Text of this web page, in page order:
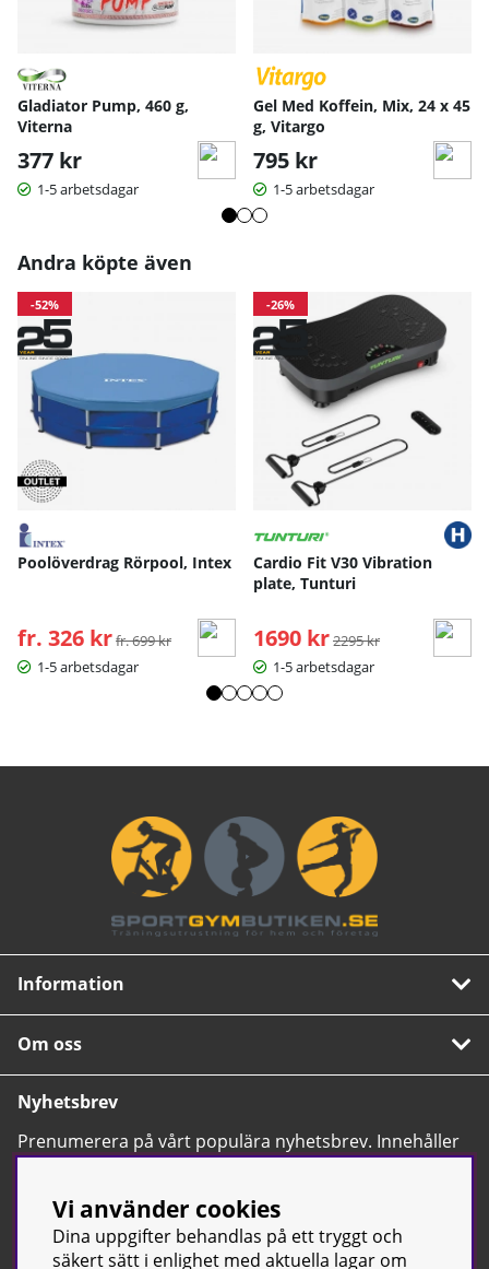
Gladiator Pump, 460 g,
Viterna
377 kr
1-5 arbetsdagar
Gel Med Koffein, Mix, 24 x 45
g, Vitargo
795 kr
1-5 arbetsdagar
Andra köpte även
-52%
Poolöverdrag Rörpool, Intex
fr. 326 kr Ordinarie pris:
fr. 699 kr
1-5 arbetsdagar
-26%
Cardio Fit V30 Vibration
plate, Tunturi
1690 kr Ordinarie pris:
2295 kr
1-5 arbetsdagar
Information
Om oss
Nyhetsbrev
Prenumerera på vårt populära nyhetsbrev. Innehåller
tips, nyheter och våra allra bästa erbjudanden.
Vi använder cookies
Dina uppgifter behandlas på ett tryggt och
säkert sätt i enlighet med aktuella lagar om